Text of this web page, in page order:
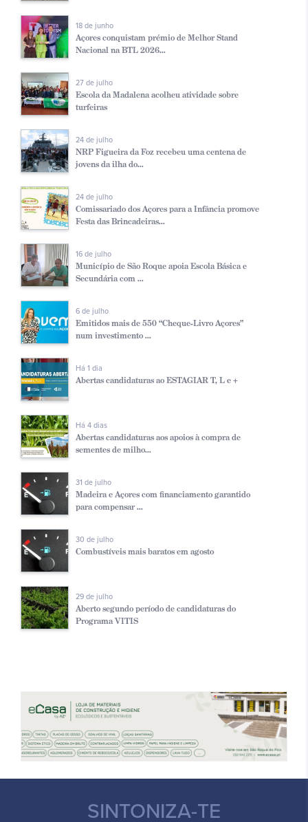
18 de junho
Açores conquistam prémio de Melhor Stand
Nacional na BTL 2026...
27 de julho
Escola da Madalena acolheu atividade sobre
turfeiras
24 de julho
NRP Figueira da Foz recebeu uma centena de
jovens da ilha do...
24 de julho
Comissariado dos Açores para a Infância promove
Festa das Brincadeiras...
16 de julho
Município de São Roque apoia Escola Básica e
Secundária com ...
6 de julho
Emitidos mais de 550 “Cheque-Livro Açores”
num investimento ...
Há 1 dia
Abertas candidaturas ao ESTAGIAR T, L e +
Há 4 dias
Abertas candidaturas aos apoios à compra de
sementes de milho...
31 de julho
Madeira e Açores com financiamento garantido
para compensar ...
30 de julho
Combustíveis mais baratos em agosto
29 de julho
Aberto segundo período de candidaturas do
Programa VITIS
SINTONIZA-TE